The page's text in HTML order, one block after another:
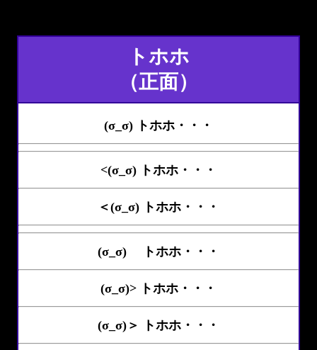
トホホ
（正面）
(σ_σ) トホホ・・・
<(σ_σ) トホホ・・・
＜(σ_σ) トホホ・・・
(σ_σ)ゝ トホホ・・・
(σ_σ)> トホホ・・・
(σ_σ)＞ トホホ・・・